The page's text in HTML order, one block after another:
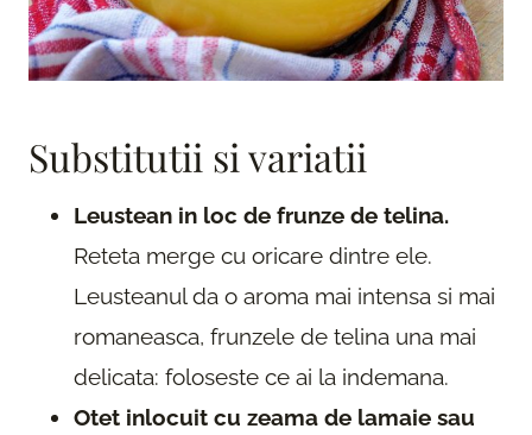
Substitutii si variatii
Leustean in loc de frunze de telina.
Reteta merge cu oricare dintre ele.
Leusteanul da o aroma mai intensa si mai
romaneasca, frunzele de telina una mai
delicata: foloseste ce ai la indemana.
Otet inlocuit cu zeama de lamaie sau